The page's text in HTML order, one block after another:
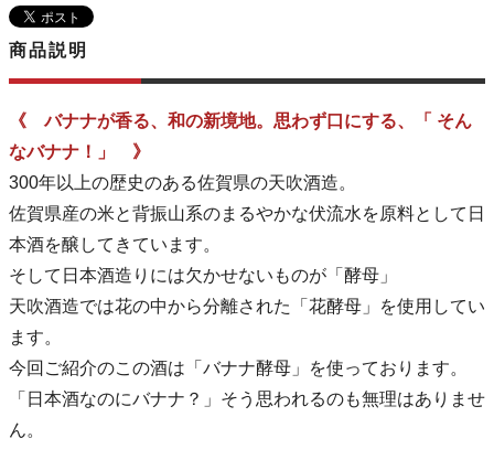
商品説明
《 バナナが香る、和の新境地。思わず口にする、「 そん
なバナナ！」 》
300年以上の歴史のある佐賀県の天吹酒造。
佐賀県産の米と背振山系のまるやかな伏流水を原料として日
本酒を醸してきています。
そして日本酒造りには欠かせないものが「酵母」
天吹酒造では花の中から分離された「花酵母」を使用してい
ます。
今回ご紹介のこの酒は「バナナ酵母」を使っております。
「日本酒なのにバナナ？」そう思われるのも無理はありませ
ん。